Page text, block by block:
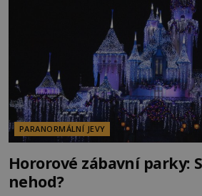
momentem se slavnému
PARANORMÁLNÍ JEVY
Hororové zábavní parky:
nehod?